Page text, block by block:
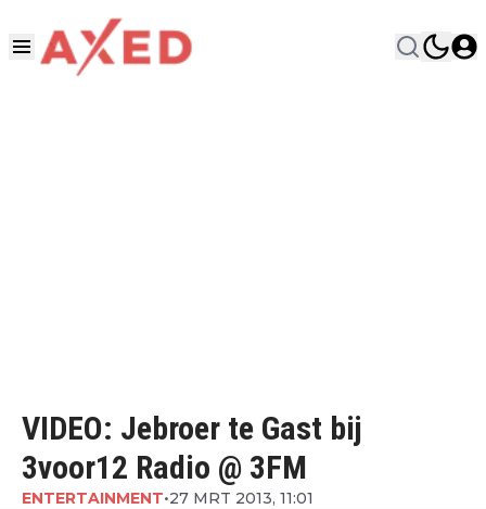
VIDEO: Jebroer te Gast bij
3voor12 Radio @ 3FM
ENTERTAINMENT•27 MRT 2013, 11:01